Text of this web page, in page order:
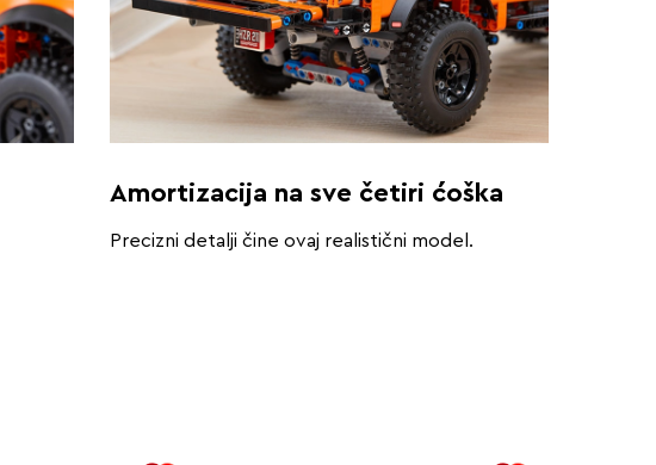
Amortizacija na sve četiri ćoška
Precizni detalji čine ovaj realistični model.